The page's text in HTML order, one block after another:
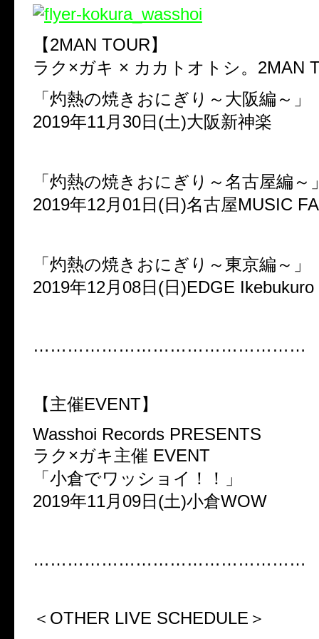
【2MAN TOUR】
ラク×ガキ × カカトオトシ。2MAN
「灼熱の焼きおにぎり～大阪編～」
2019年11月30日(土)大阪新神楽
「灼熱の焼きおにぎり～名古屋編～
2019年12月01日(日)名古屋MUSIC
「灼熱の焼きおにぎり～東京編～」
2019年12月08日(日)EDGE Ikebukuro
…………………………………………
【主催EVENT】
Wasshoi Records PRESENTS
ラク×ガキ主催 EVENT
「小倉でワッショイ！！」
2019年11月09日(土)小倉WOW
…………………………………………
＜OTHER LIVE SCHEDULE＞